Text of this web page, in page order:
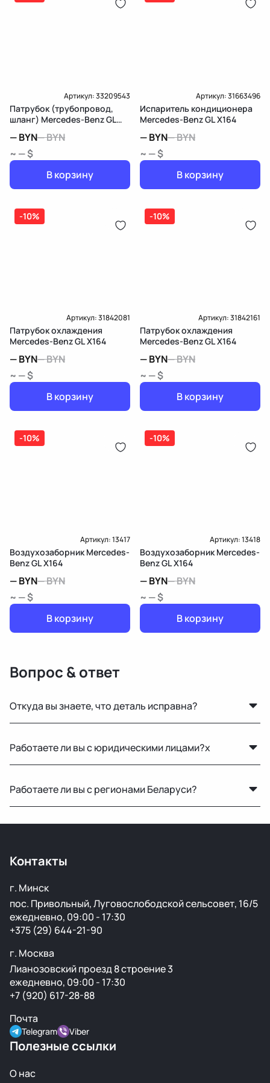
Артикул:33209543
Патрубок (трубопровод,
шланг) Mercedes-Benz GL
—BYN—BYN
~ — $
В корзину
Артикул:31663496
Испаритель кондиционера
Mercedes-Benz GL X164
—BYN—BYN
~ — $
В корзину
-10%
Артикул:31842081
Патрубок охлаждения
Mercedes-Benz GL X164
—BYN—BYN
~ — $
В корзину
-10%
Артикул:31842161
Патрубок охлаждения
Mercedes-Benz GL X164
—BYN—BYN
~ — $
В корзину
-10%
Артикул:13417
Воздухозаборник Mercedes-
Benz GL X164
—BYN—BYN
~ — $
В корзину
-10%
Артикул:13418
Воздухозаборник Mercedes-
Benz GL X164
—BYN—BYN
~ — $
В корзину
Вопрос & ответ
Откуда вы знаете, что деталь исправна?
детали осматриваются на видимые дефекты перед
продажей.
Работаете ли вы с юридическими лицами?x
работаем по безналичному расчёту.
Работаете ли вы с регионами Беларуси?
Контакты
г. Минск
пос. Привольный, Луговослободской сельсовет, 16/5
ежедневно, 09:00 - 17:30
+375 (29) 644-21-90
г. Москва
Лианозовский проезд 8 строение 3
ежедневно, 09:00 - 17:30
+7 (920) 617-28-88
Почта
Telegram Viber
Полезные ссылки
О нас